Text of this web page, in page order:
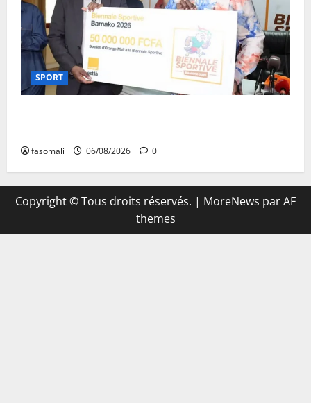
SPORT
fasomali 06/08/2026 0
Copyright © Tous droits réservés. | MoreNews par AF
themes